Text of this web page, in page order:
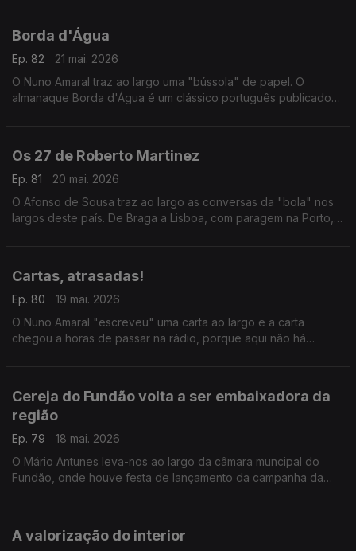
Borda d'Água
Ep. 82
21 mai. 2026
O Nuno Amaral traz ao largo uma "bússola" de papel. O
almanaque Borda d'Água é um clássico português publicado
Os 27 de Roberto Martinez
Ep. 81
20 mai. 2026
O Afonso de Sousa traz ao largo as conversas da "bola" nos
largos deste país. De Braga a Lisboa, com paragem na Porto,
Cartas, atrasadas!
Ep. 80
19 mai. 2026
O Nuno Amaral "escreveu" uma carta ao largo e a carta
chegou a horas de passar na rádio, porque aqui não há
Cereja do Fundão volta a ser embaixadora da
região
Ep. 79
18 mai. 2026
O Mário Antunes leva-nos ao largo da câmara muncipal do
Fundão, onde houve festa de lançamento da campanha da
A valorização do interior